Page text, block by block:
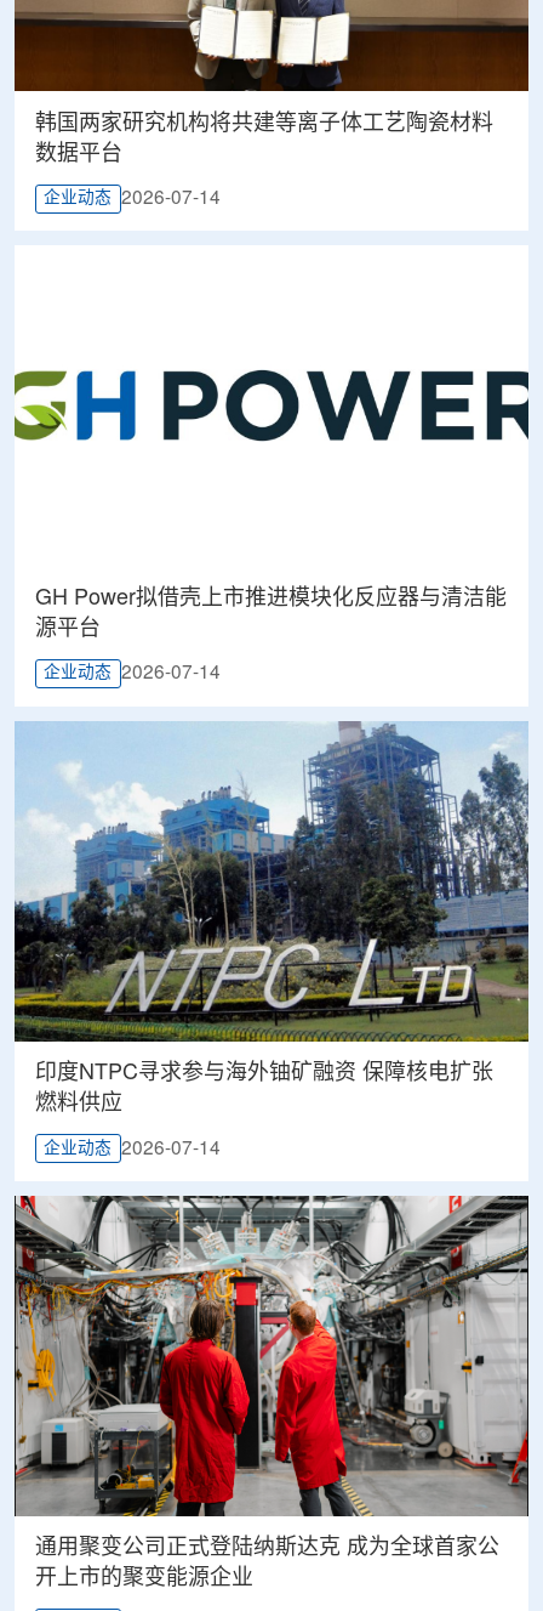
韩国两家研究机构将共建等离子体工艺陶瓷材料
数据平台
企业动态 2026-07-14
GH Power拟借壳上市推进模块化反应器与清洁能
源平台
企业动态 2026-07-14
印度NTPC寻求参与海外铀矿融资 保障核电扩张
燃料供应
企业动态 2026-07-14
通用聚变公司正式登陆纳斯达克 成为全球首家公
开上市的聚变能源企业